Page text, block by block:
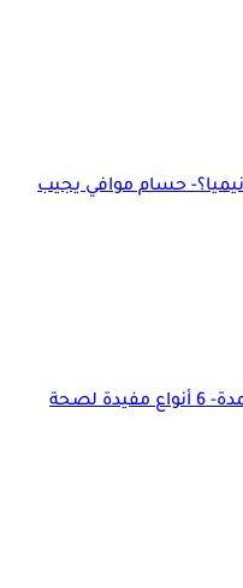
حسام موافي يجيب
الفواكه التي يفضل تناولها مجمدة- 6 أنواع مفيدة لصحة